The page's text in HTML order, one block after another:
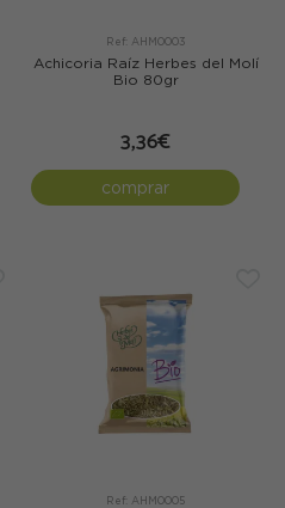
Ref: AHM0003
Achicoria Raíz Herbes del Molí
Bio 80gr
3,36€
comprar
Ref: AHM0005